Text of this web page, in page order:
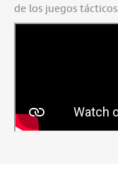
de los juegos